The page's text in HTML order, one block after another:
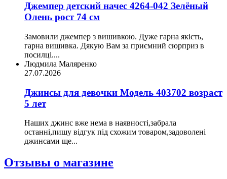
Джемпер детский начес 4264-042 Зелёный
Олень рост 74 см
Замовили джемпер з вишивкою. Дуже гарна якість,
гарна вишивка. Дякую Вам за приємний сюрприз в
посилці....
Людмила Маляренко
27.07.2026
Джинсы для девочки Модель 403702 возраст
5 лет
Наших джинс вже нема в наявності,забрала
останні,пишу відгук під схожим товаром,задоволені
джинсами ще...
Отзывы о магазине